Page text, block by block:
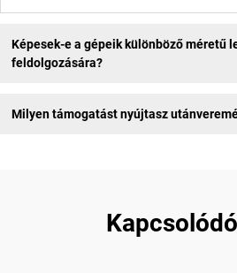
Képesek-e a gépeik különböző méretű
feldolgozására?
Milyen támogatást nyújtasz